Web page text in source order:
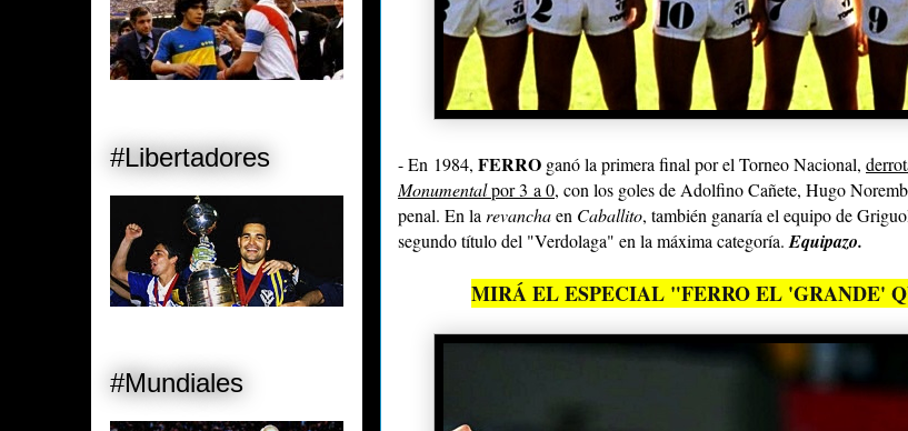
- En 1984, FERRO ganó la primera final por el Torneo Nacional,
Monumentalpor 3 a 0, con los goles de Adolfino Cañete, Hugo
penal. En la revanchaen Caballito, también ganaría el equipo de
segundo título del "Verdolaga" en la máxima categoría. Equipazo.
MIRÁ EL ESPECIAL "FERRO EL 'GRANDE'
#Libertadores
#Mundiales